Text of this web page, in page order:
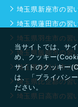
当サイトでは、サ
め、クッキー
サイトのクッキー
は、「プライバシ
ださい。
埼玉県新座市の習
埼玉県蓮田市の習
埼玉県羽生市の習
埼玉県飯能市の習
埼玉県東松山市の
埼玉県比企郡の習
埼玉県日高市の習